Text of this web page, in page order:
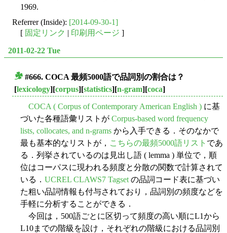
1969.
Referrer (Inside): [2014-09-30-1]
[ 固定リンク | 印刷用ページ ]
2011-02-22 Tue
#666. COCA 最頻5000語で品詞別の割合は？
[lexicology][corpus][statistics][n-gram][coca]
COCA ( Corpus of Contemporary American English ) に基
づいた各種語彙リストが Corpus-based word frequency
lists, collocates, and n-grams から入手できる．そのなかで
最も基本的なリストが， こちらの最頻5000語リスト であ
る．列挙されているのは見出し語 ( lemma ) 単位で，順
位はコーパスに現われる頻度と分散の関数で計算されて
いる． UCREL CLAWS7 Tagset の品詞コード表に基づい
た粗い品詞情報も付与されており，品詞別の頻度などを
手軽に分析することができる．
今回は，500語ごとに区切って頻度の高い順にL1から
L10までの階級を設け，それぞれの階級における品詞別